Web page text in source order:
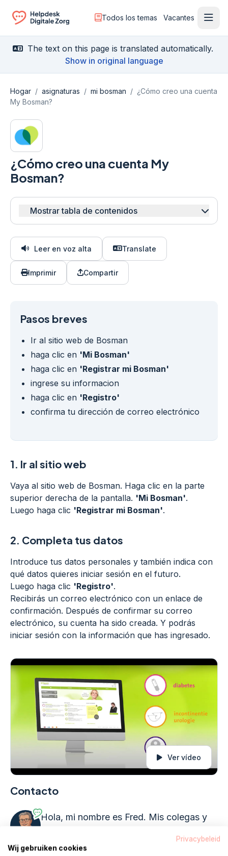
Ga naar de homepagina
Todos los temas Vacantes
The text on this page is translated automatically.
Show in original language
Hogar / asignaturas / mi bosman / ¿Cómo creo una cuenta
My Bosman?
¿Cómo creo una cuenta My
Bosman?
Mostrar tabla de contenidos
Leer en voz alta Translate
Imprimir Compartir
Pasos breves
Ir al sitio web de Bosman
haga clic en 'Mi Bosman'
haga clic en 'Registrar mi Bosman'
ingrese su informacion
haga clic en 'Registro'
confirma tu dirección de correo electrónico
1. Ir al sitio web
Vaya al sitio web de Bosman. Haga clic en la parte
superior derecha de la pantalla. 'Mi Bosman'.
Luego haga clic 'Registrar mi Bosman'.
2. Completa tus datos
Introduce tus datos personales y también indica con
qué datos quieres iniciar sesión en el futuro.
Luego haga clic 'Registro'.
Recibirás un correo electrónico con un enlace de
confirmación. Después de confirmar su correo
electrónico, su cuenta ha sido creada. Y podrás
iniciar sesión con la información que has ingresado.
Ver vídeo
Contacto
Hola, mi nombre es Fred. Mis colegas y
laborables de 08:00 a 18:00
listo para ti.
Privacybeleid
Wij gebruiken cookies